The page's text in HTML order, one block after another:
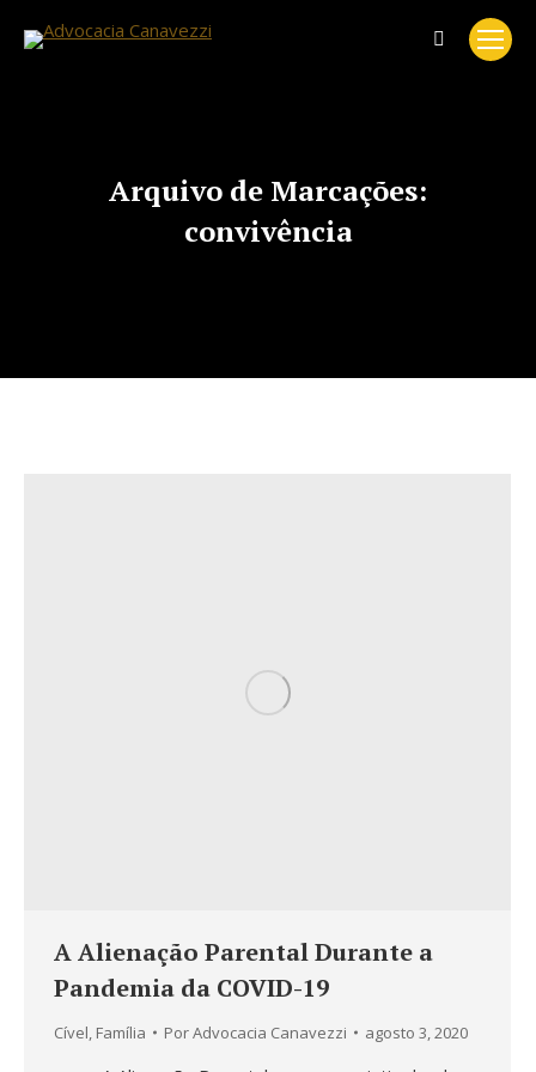
Search:
Arquivo de Marcações:
convivência
A Alienação Parental Durante a
Pandemia da COVID-19
Cível Família PorAdvocacia Canavezzi agosto 3, 2020